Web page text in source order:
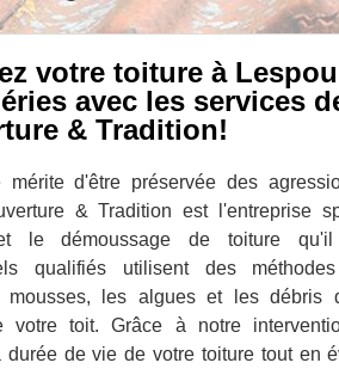
votre toiture à
avec les services
& Tradition!
mérite d'être préservée des
& Tradition est l'entreprise
le démoussage de toiture
qualifiés utilisent des
mousses, les algues et les débris
votre toit. Grâce à notre
durée de vie de votre toiture tout en